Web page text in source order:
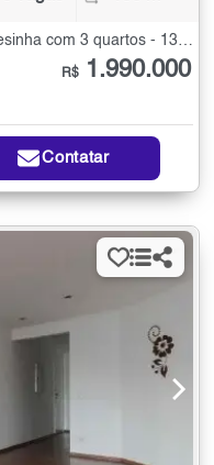
Apartamento à Venda na Santa Teresinha com 3 quartos - 135 m²
R$ 1.990.000
Contatar